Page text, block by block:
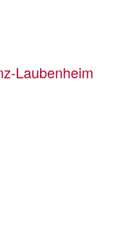
Laubenheim